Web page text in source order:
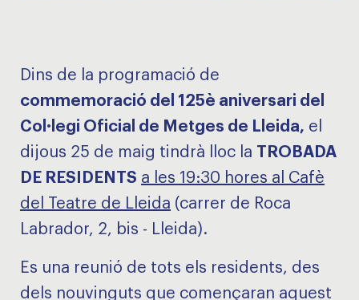
Dins de la programació de
commemoració del 125è aniversari del
Col·legi Oficial de Metges de Lleida, el
dijous 25 de maig tindrà lloc la TROBADA
DE RESIDENTS a les 19:30 hores al Cafè
del Teatre de Lleida (carrer de Roca
Labrador, 2, bis - Lleida).
Es una reunió de tots els residents, des
dels nouvinguts que començaran aquest